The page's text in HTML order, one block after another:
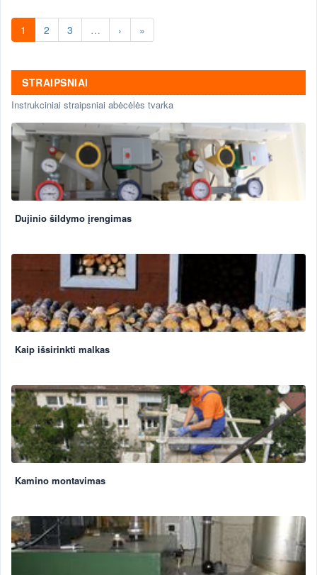
1 2 3 … › »
STRAIPSNIAI
Instrukciniai straipsniai abėcėlės tvarka
Dujinio šildymo įrengimas
Kaip išsirinkti malkas
Kamino montavimas